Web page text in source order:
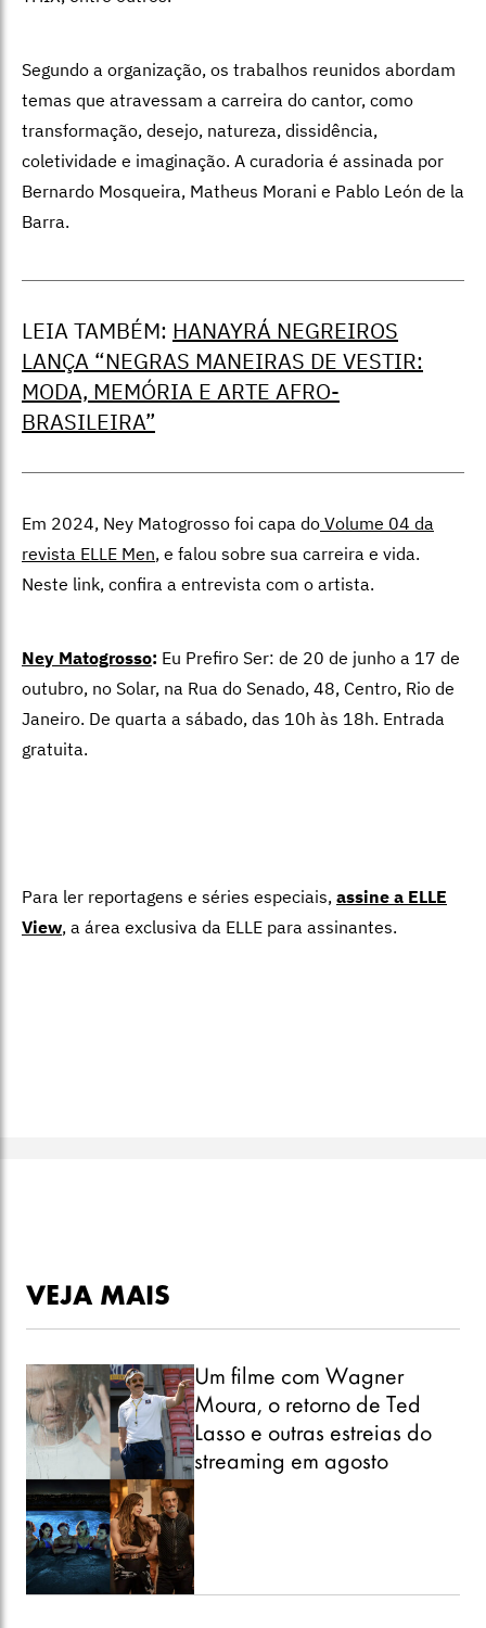
Segundo a organização, os trabalhos reunidos abordam
temas que atravessam a carreira do cantor, como
transformação, desejo, natureza, dissidência,
coletividade e imaginação. A curadoria é assinada por
Bernardo Mosqueira, Matheus Morani e Pablo León de la
Barra.
LEIA TAMBÉM: HANAYRÁ NEGREIROS
LANÇA “NEGRAS MANEIRAS DE VESTIR:
MODA, MEMÓRIA E ARTE AFRO-
BRASILEIRA”
Em 2024, Ney Matogrosso foi capa do Volume 04 da
revista ELLE Men, e falou sobre sua carreira e vida.
Neste link, confira a entrevista com o artista.
Ney Matogrosso: Eu Prefiro Ser: de 20 de junho a 17 de
outubro, no Solar, na Rua do Senado, 48, Centro, Rio de
Janeiro. De quarta a sábado, das 10h às 18h. Entrada
gratuita.
Para ler reportagens e séries especiais, assine a ELLE
View, a área exclusiva da ELLE para assinantes.
VEJA MAIS
Um filme com Wagner
Moura, o retorno de Ted
Lasso e outras estreias do
streaming em agosto